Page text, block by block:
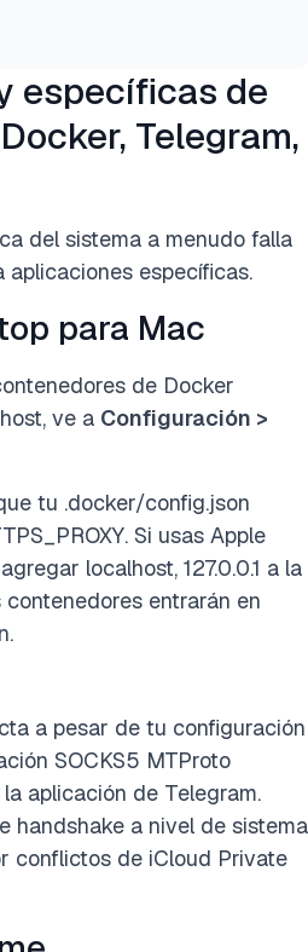
específicas de
Telegram,
del sistema a menudo falla
específicas.
para Mac
de Docker
ve a Configuración >
tu .docker/config.json
Si usas Apple
localhost, 127.0.0.1 a la
entrarán en
a pesar de tu configuración
SOCKS5 MTProto
aplicación de Telegram.
handshake a nivel de sistema
conflictos de iCloud Private